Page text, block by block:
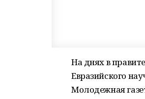
На днях в
Евразийского
Молодежная